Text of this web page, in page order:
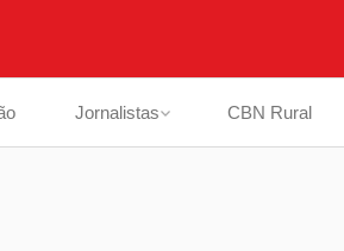
Jornalistas CBN Rural